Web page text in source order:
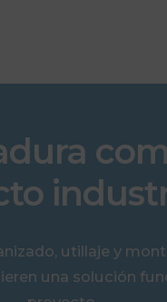
utillaje y
una solución